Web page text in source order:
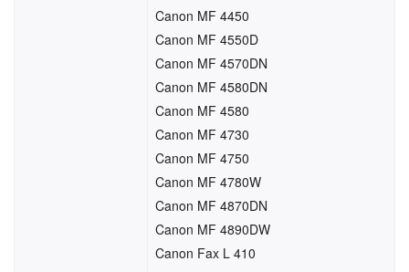
Canon MF 4450
Canon MF 4550D
Canon MF 4570DN
Canon MF 4580DN
Canon MF 4580
Canon MF 4730
Canon MF 4750
Canon MF 4780W
Canon MF 4870DN
Canon MF 4890DW
Canon Fax L 410